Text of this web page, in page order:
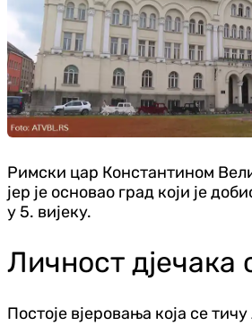
Римски цар Константином
јер је основао град који је
у 5. вијеку.
Личност
Постоје вјеровања која се